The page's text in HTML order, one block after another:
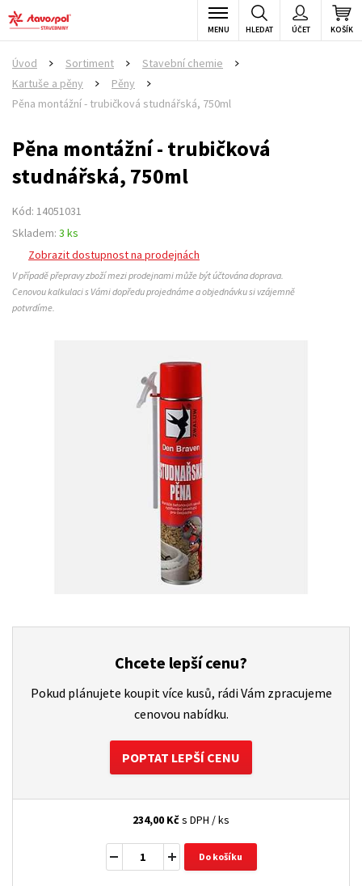
KOŠÍK
ÚČET
HLEDAT
MENU
Úvod Sortiment Stavební chemie
Kartuše a pěny
Pěny
Pěna montážní - trubičková studnářská, 750ml
Pěna montážní - trubičková
studnářská, 750ml
Kód: 14051031
Skladem: 3 ks
Zobrazit dostupnost na prodejnách
V případě přepravy zboží mezi prodejnami může být účtována doprava.
Cenovou kalkulaci s Vámi dopředu projednáme a objednávku si vzájemně
potvrdíme.
Chcete lepší cenu?
Pokud plánujete koupit více kusů, rádi Vám zpracujeme
cenovou nabídku.
POPTAT LEPŠÍ CENU
234,00 Kčs DPH / ks
Do košíku